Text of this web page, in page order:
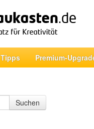
Tipps Premium-
Suchen